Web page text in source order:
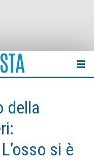
della
si è